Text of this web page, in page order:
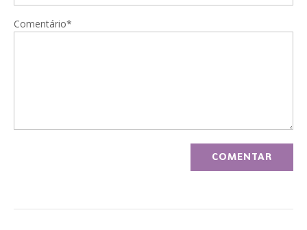
Comentário*